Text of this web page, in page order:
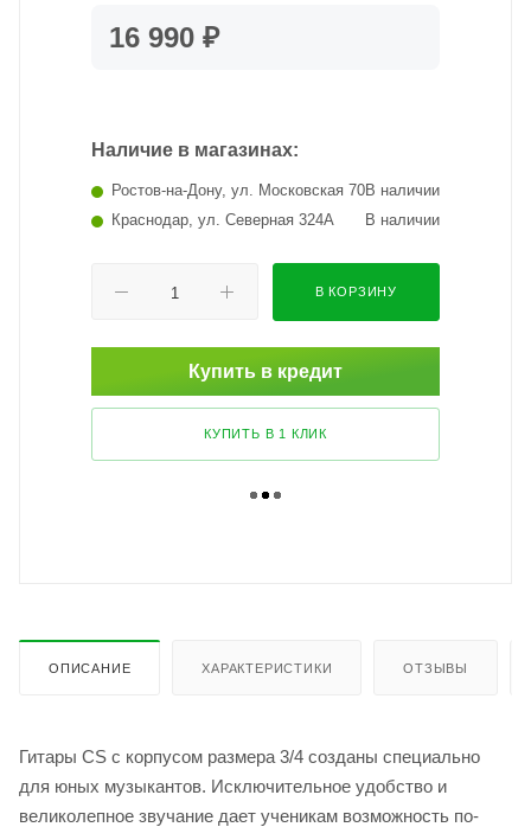
16 990 ₽
Наличие в магазинах:
Краснодар, ул. Северная 324А В наличии
Ростов-на-Дону, ул. Московская 70В наличии
В КОРЗИНУ
Купить в кредит
КУПИТЬ В 1 КЛИК
ОПИСАНИЕ ХАРАКТЕРИСТИКИ ОТЗЫВЫ
Гитары CS с корпусом размера 3/4 созданы специально
для юных музыкантов. Исключительное удобство и
великолепное звучание дает ученикам возможность по-